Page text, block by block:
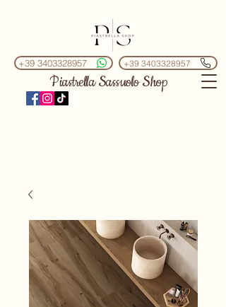
Piastrella Sassuolo Shop
+39 3403328957
+39 3403328957